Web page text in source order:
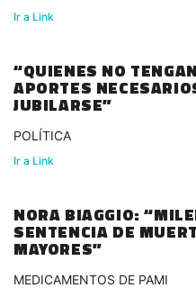
Ir a Link
“QUIENES NO
APORTES
JUBILARSE”
POLÍTICA
Ir a Link
NORA BIAGGIO:
SENTENCIA DE
MAYORES”
MEDICAMENTOS DE PAMI